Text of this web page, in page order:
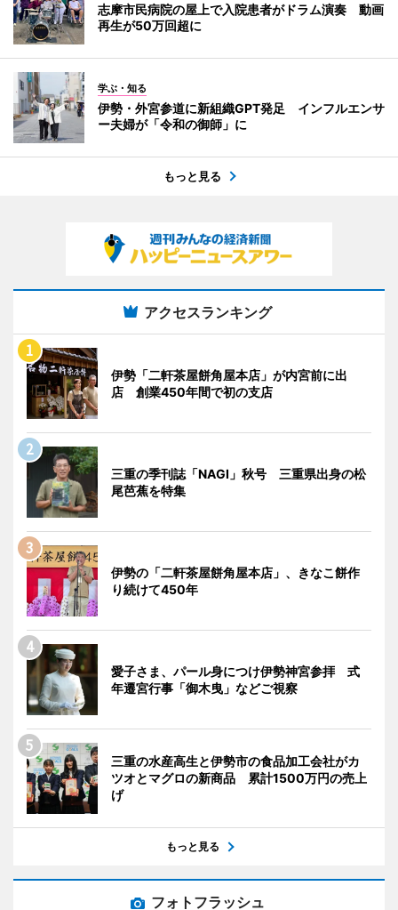
志摩市民病院の屋上で入院患者がドラム演奏 動画
再生が50万回超に
学ぶ・知る
伊勢・外宮参道に新組織GPT発足 インフルエンサ
ー夫婦が「令和の御師」に
もっと見る
アクセスランキング
伊勢「二軒茶屋餅角屋本店」が内宮前に出
店 創業450年間で初の支店
三重の季刊誌「NAGI」秋号 三重県出身の松
尾芭蕉を特集
伊勢の「二軒茶屋餅角屋本店」、きなこ餅作
り続けて450年
愛子さま、パール身につけ伊勢神宮参拝 式
年遷宮行事「御木曳」などご視察
三重の水産高生と伊勢市の食品加工会社がカ
ツオとマグロの新商品 累計1500万円の売上
げ
もっと見る
フォトフラッシュ